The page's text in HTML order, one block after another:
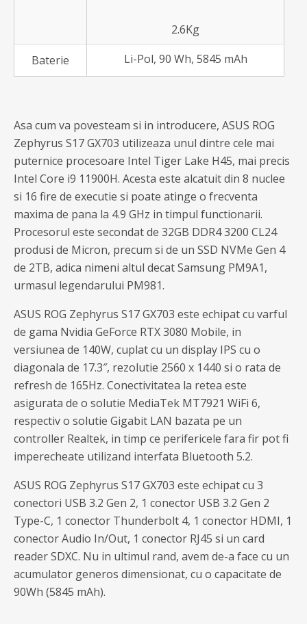
2.6Kg
Baterie Li-Pol, 90 Wh, 5845 mAh
Asa cum va povesteam si in introducere, ASUS ROG
Zephyrus S17 GX703 utilizeaza unul dintre cele mai
puternice procesoare Intel Tiger Lake H45, mai precis
Intel Core i9 11900H. Acesta este alcatuit din 8 nuclee
si 16 fire de executie si poate atinge o frecventa
maxima de pana la 4.9 GHz in timpul functionarii.
Procesorul este secondat de 32GB DDR4 3200 CL24
produsi de Micron, precum si de un SSD NVMe Gen 4
de 2TB, adica nimeni altul decat Samsung PM9A1,
urmasul legendarului PM981.
ASUS ROG Zephyrus S17 GX703 este echipat cu varful
de gama Nvidia GeForce RTX 3080 Mobile, in
versiunea de 140W, cuplat cu un display IPS cu o
diagonala de 17.3″, rezolutie 2560 x 1440 si o rata de
refresh de 165Hz. Conectivitatea la retea este
asigurata de o solutie MediaTek MT7921 WiFi 6,
respectiv o solutie Gigabit LAN bazata pe un
controller Realtek, in timp ce perifericele fara fir pot fi
imperecheate utilizand interfata Bluetooth 5.2.
ASUS ROG Zephyrus S17 GX703 este echipat cu 3
conectori USB 3.2 Gen 2, 1 conector USB 3.2 Gen 2
Type-C, 1 conector Thunderbolt 4, 1 conector HDMI, 1
conector Audio In/Out, 1 conector RJ45 si un card
reader SDXC. Nu in ultimul rand, avem de-a face cu un
acumulator generos dimensionat, cu o capacitate de
90Wh (5845 mAh).